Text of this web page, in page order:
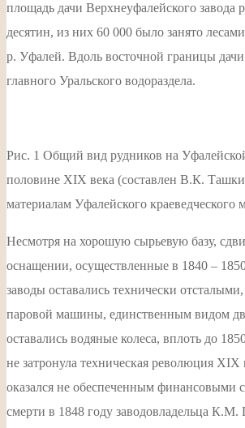
площадь дачи Верхнеуфалейского завода
десятин, из них 60 000 было занято
р. Уфалей. Вдоль восточной границы
главного Уральского водораздела.
Рис. 1 Общий вид рудников на
половине XIX века (составлен В.К.
материалам Уфалейского краеведческого
Несмотря на хорошую сырьевую базу,
оснащении, осуществленные в 1840 –
заводы оставались технически
паровой машины, единственным видом
оставались водяные колеса, вплоть до
не затронула техническая революция
оказался не обеспеченным финансовыми
смерти в 1848 году заводовладельца